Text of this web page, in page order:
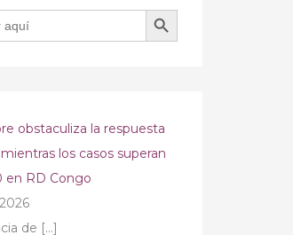
BOTÓN DE BÚSQUEDA
obstaculiza la respuesta
los casos superan
en RD Congo
de […]